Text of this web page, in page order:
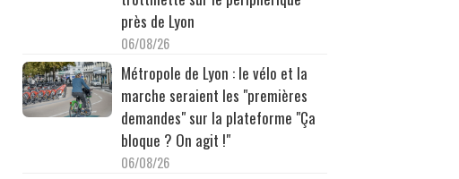
près de Lyon
06/08/26
Métropole de Lyon : le vélo et la
marche seraient les "premières
demandes" sur la plateforme "Ça
bloque ? On agit !"
06/08/26